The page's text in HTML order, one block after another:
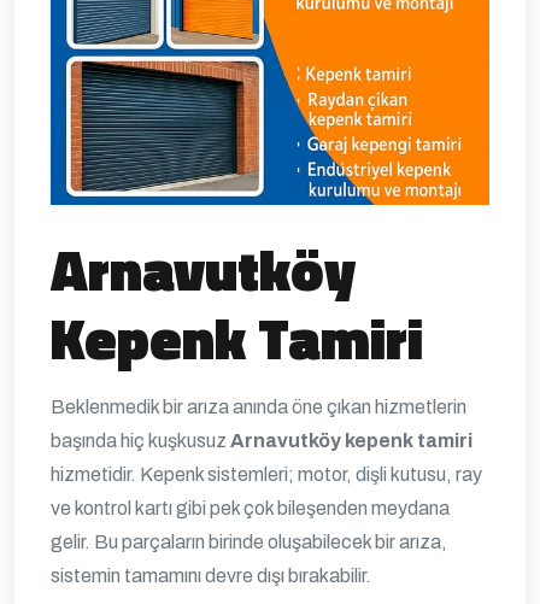
Arnavutköy
Kepenk Tamiri
Beklenmedik bir arıza anında öne çıkan hizmetlerin
başında hiç kuşkusuz Arnavutköy kepenk tamiri
hizmetidir. Kepenk sistemleri; motor, dişli kutusu, ray
ve kontrol kartı gibi pek çok bileşenden meydana
gelir. Bu parçaların birinde oluşabilecek bir arıza,
sistemin tamamını devre dışı bırakabilir.